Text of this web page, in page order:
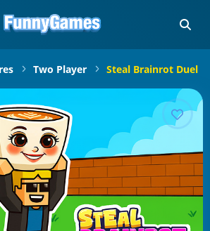
Two Player Steal Brainrot Duel